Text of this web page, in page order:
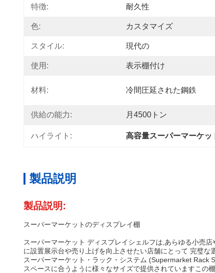
特徴: 耐久性
色: カスタマイズ
スタイル: 現代の
使用: 表示棚付け
材料: 冷間圧延された鋼鉄
供給の能力: 月4500トン
ハイライト: 高容量スーパーマーケッ
製品説明
製品説明:
スーパーマーケットのディスプレイ棚
スーパーマーケット ディスプレイシェルフは,あらゆる小売
に設置展示台や売り上げを向上させたい店舗にとって 完璧な
スーパーマーケット・ラック・システム (Supermarket Rack
スペースに合うように様々なサイズで提供されていますこの